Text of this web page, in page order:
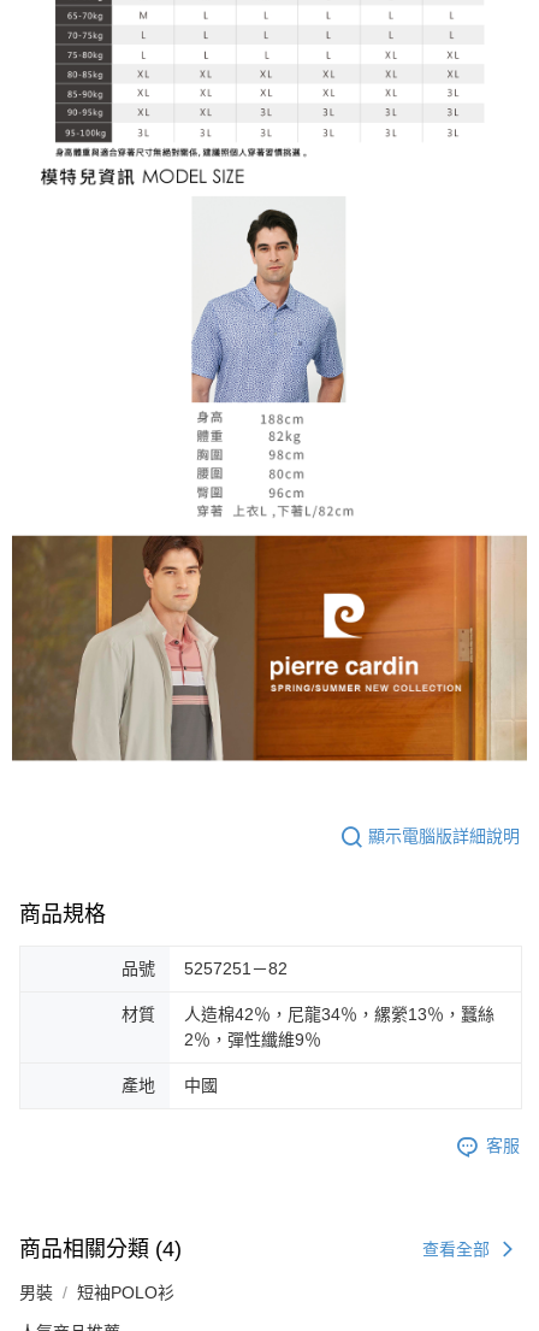
顯示電腦版詳細說明
商品規格
品號 5257251－82
材質
人造棉42％，尼龍34％，縲縈13％，蠶絲
2％，彈性纖維9％
產地 中國
客服
商品相關分類 (4) 查看全部
男裝 短袖POLO衫